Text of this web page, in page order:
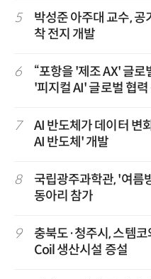
5
박성준 아주대 교수,
착 전지 개발
6
“포항을 '제조 AX' 글
'피지컬 AI' 글로벌 협력
7
AI 반도체가 데이터 변
AI 반도체' 개발
8
국립광주과학관, '여
동아리 참가
9
충북도·청주시, 스템
Coil 생산시설 증설